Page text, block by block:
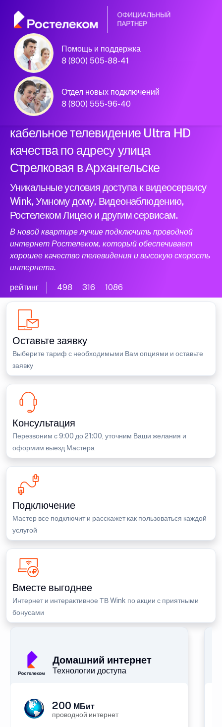
Помощь и поддержка
8 (800) 505-88-41
Отдел новых подключений
8 (800) 555-96-40
Официальный
партнер Ростелеком
Подключили новый интернет и
кабельное телевидение Ultra HD
качества по адресу улица
Стрелковая в Архангельске
Уникальные условия доступа к видеосервису
Wink, Умному дому, Видеонаблюдению,
Ростелеком Лицею и другим сервисам.
В новой квартире лучше подключить проводной
интернет Ростелеком, который обеспечивает
хорошее качество телевидения и высокую скорость
интернета.
рейтинг 498 316 1086
Оставьте заявку
Выберите тариф с необходимыми Вам опциями и оставьте
заявку
Консультация
Перезвоним с 9:00 до 21:00, уточним Ваши желания и
оформим выезд Мастера
Подключение
Мастер все подключит и расскажет как пользоваться каждой
услугой
Вместе выгоднее
Интернет и интерактивное ТВ Wink по акции с приятными
бонусами
Домашний интернет
Технологии доступа
200 МБит
проводной интернет